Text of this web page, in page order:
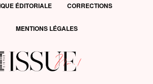
ÉDITORIALE CORRECTIONS
MENTIONS LÉGALES